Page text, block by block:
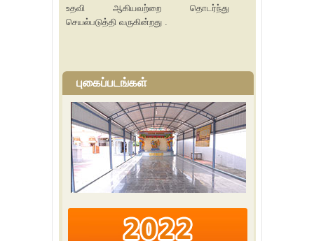
உதவி ஆகியவற்றை தொடர்ந்து
செயல்படுத்தி வருகின்றது .
புகைப்படங்கள்